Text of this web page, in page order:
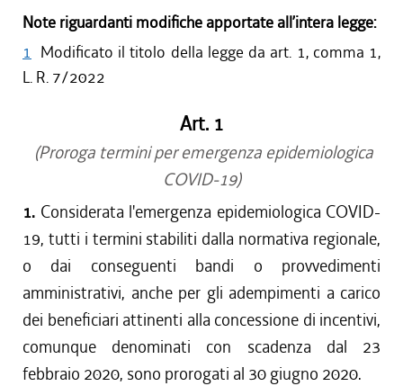
Note riguardanti modifiche apportate all’intera legge:
1 Modificato il titolo della legge da art. 1, comma 1,
L. R. 7/2022
Art. 1
(Proroga termini per emergenza epidemiologica
COVID-19)
1. Considerata l'emergenza epidemiologica COVID-
19, tutti i termini stabiliti dalla normativa regionale,
o dai conseguenti bandi o provvedimenti
amministrativi, anche per gli adempimenti a carico
dei beneficiari attinenti alla concessione di incentivi,
comunque denominati con scadenza dal 23
febbraio 2020, sono prorogati al 30 giugno 2020.